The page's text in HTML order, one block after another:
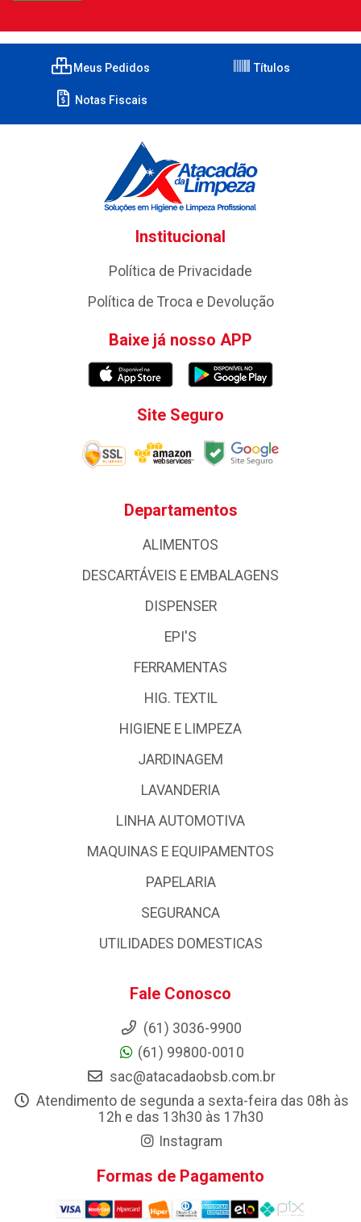
Meus Pedidos Títulos
Notas Fiscais
Institucional
Política de Privacidade
Política de Troca e Devolução
Baixe já nosso APP
Site Seguro
Departamentos
ALIMENTOS
DESCARTÁVEIS E EMBALAGENS
DISPENSER
EPI'S
FERRAMENTAS
HIG. TEXTIL
HIGIENE E LIMPEZA
JARDINAGEM
LAVANDERIA
LINHA AUTOMOTIVA
MAQUINAS E EQUIPAMENTOS
PAPELARIA
SEGURANCA
UTILIDADES DOMESTICAS
Fale Conosco
(61) 3036-9900
(61) 99800-0010
sac@atacadaobsb.com.br
Atendimento de segunda a sexta-feira das 08h às
12h e das 13h30 às 17h30
Instagram
Formas de Pagamento